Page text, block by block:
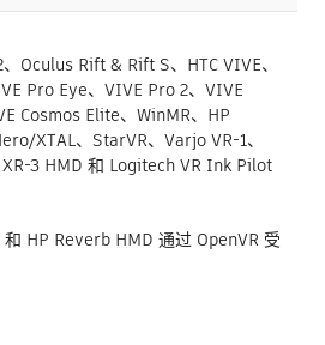
Oculus Rift & Rift S、HTC VIVE、
Pro Eye、VIVE Pro 2、VIVE
Cosmos Elite、WinMR、HP
XTAL、StarVR、Varjo VR-1、
XR-3 HMD 和 Logitech VR Ink Pilot
和 HP Reverb HMD 通过 OpenVR 受